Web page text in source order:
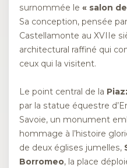
surnommée le « salon
Sa conception, pensée
Castellamonte au XVIIe
architectural raffiné qui
ceux qui la visitent.
Le point central de la
par la statue équestre
Savoie, un monument
hommage à l’histoire
de deux églises jumelles,
Borromeo, la place